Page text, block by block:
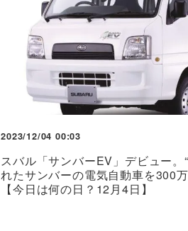
2023/12/04 00:03
スバル「サンバーEV」デビュー。
れたサンバーの電気自動車を300
【今日は何の日？12月4日】